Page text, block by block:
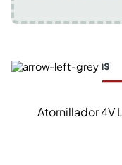
Características
Atornillador 4V